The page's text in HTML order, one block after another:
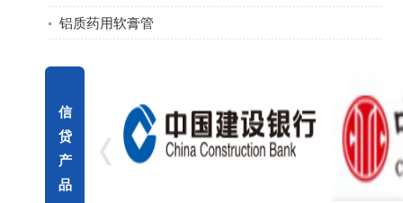
铝质药用软膏管
信
贷
产
品